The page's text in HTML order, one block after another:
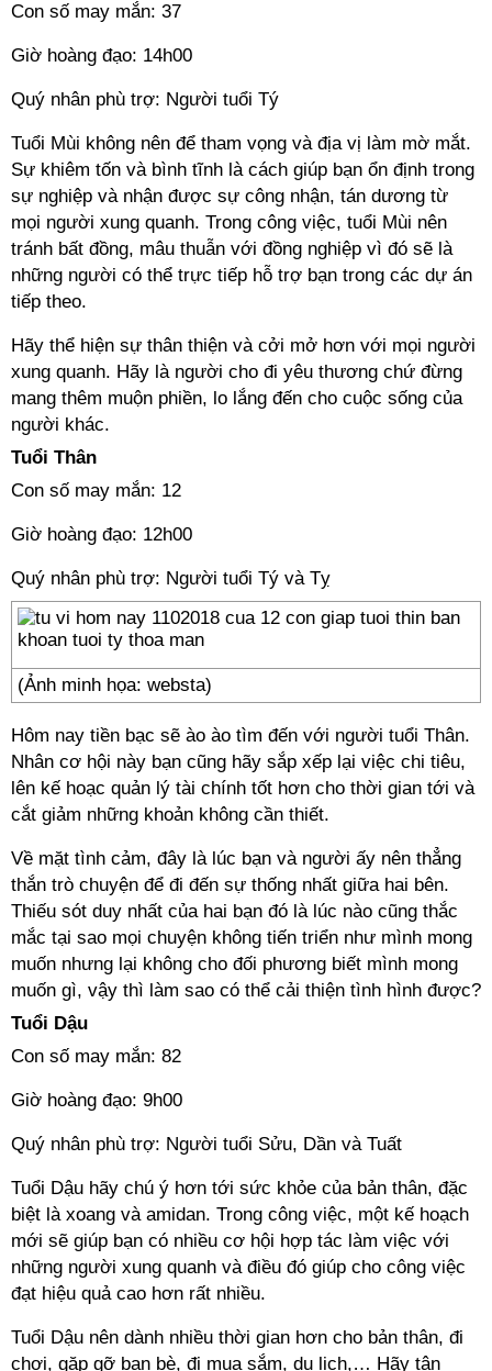
Con số may mắn: 37
Giờ hoàng đạo: 14h00
Quý nhân phù trợ: Người tuổi Tý
Tuổi Mùi không nên để tham vọng và địa vị làm mờ mắt.
Sự khiêm tốn và bình tĩnh là cách giúp bạn ổn định trong
sự nghiệp và nhận được sự công nhận, tán dương từ
mọi người xung quanh. Trong công việc, tuổi Mùi nên
tránh bất đồng, mâu thuẫn với đồng nghiệp vì đó sẽ là
những người có thể trực tiếp hỗ trợ bạn trong các dự án
tiếp theo.
Hãy thể hiện sự thân thiện và cởi mở hơn với mọi người
xung quanh. Hãy là người cho đi yêu thương chứ đừng
mang thêm muộn phiền, lo lắng đến cho cuộc sống của
người khác.
Tuổi Thân
Con số may mắn: 12
Giờ hoàng đạo: 12h00
Quý nhân phù trợ: Người tuổi Tý và Tỵ
(Ảnh minh họa: websta)
Hôm nay tiền bạc sẽ ào ào tìm đến với người tuổi Thân.
Nhân cơ hội này bạn cũng hãy sắp xếp lại việc chi tiêu,
lên kế hoạc quản lý tài chính tốt hơn cho thời gian tới và
cắt giảm những khoản không cần thiết.
Về mặt tình cảm, đây là lúc bạn và người ấy nên thẳng
thắn trò chuyện để đi đến sự thống nhất giữa hai bên.
Thiếu sót duy nhất của hai bạn đó là lúc nào cũng thắc
mắc tại sao mọi chuyện không tiến triển như mình mong
muốn nhưng lại không cho đối phương biết mình mong
muốn gì, vậy thì làm sao có thể cải thiện tình hình được?
Tuổi Dậu
Con số may mắn: 82
Giờ hoàng đạo: 9h00
Quý nhân phù trợ: Người tuổi Sửu, Dần và Tuất
Tuổi Dậu hãy chú ý hơn tới sức khỏe của bản thân, đặc
biệt là xoang và amidan. Trong công việc, một kế hoạch
mới sẽ giúp bạn có nhiều cơ hội hợp tác làm việc với
những người xung quanh và điều đó giúp cho công việc
đạt hiệu quả cao hơn rất nhiều.
Tuổi Dậu nên dành nhiều thời gian hơn cho bản thân, đi
chơi, gặp gỡ bạn bè, đi mua sắm, du lịch,… Hãy tận